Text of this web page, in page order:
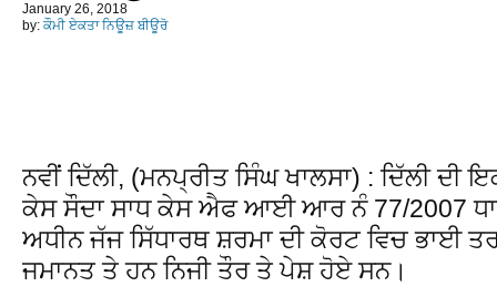
January 26, 2018
by: ਕੌਮੀ ਏਕਤਾ ਨਿਊਜ਼ ਬੀਊਰੋ
ਨਵੀਂ ਦਿੱਲੀ, (ਮਨਪ੍ਰੀਤ ਸਿੰਘ ਖਾਲਸਾ) : ਦਿੱਲੀ
ਕੇਸ ਸੌਦਾ ਸਾਧ ਕੇਸ ਐਫ ਆਈ ਆਰ ਨੰ 77/2007
ਅਧੀਨ ਜੱਜ ਸਿੱਧਾਰਥ ਸ਼ਰਮਾ ਦੀ ਕੋਰਟ ਵਿਚ ਭਾਈ
ਜਮਾਨਤ ਤੇ ਹਨ ਨਿਜੀ ਤੌਰ ਤੇ ਪੇਸ਼ ਹੋਏ ਸਨ।